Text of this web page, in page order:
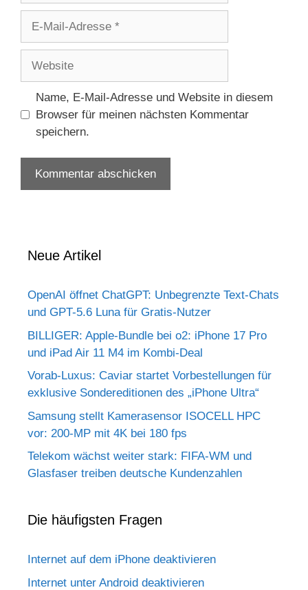
Adresse
Name, E-Mail-Adresse und Website in diesem
Browser für meinen nächsten Kommentar
speichern.
Neue Artikel
OpenAI öffnet ChatGPT: Unbegrenzte Text-Chats
und GPT-5.6 Luna für Gratis-Nutzer
BILLIGER: Apple-Bundle bei o2: iPhone 17 Pro
und iPad Air 11 M4 im Kombi-Deal
Vorab-Luxus: Caviar startet Vorbestellungen für
exklusive Sondereditionen des „iPhone Ultra“
Samsung stellt Kamerasensor ISOCELL HPC
vor: 200-MP mit 4K bei 180 fps
Telekom wächst weiter stark: FIFA-WM und
Glasfaser treiben deutsche Kundenzahlen
Die häufigsten Fragen
Internet auf dem iPhone deaktivieren
Internet unter Android deaktivieren